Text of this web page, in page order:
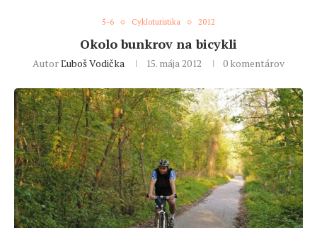
5-6 Cykloturistika 2012
Okolo bunkrov na bicykli
AutorĽuboš Vodička 15. mája 2012 0 komentárov